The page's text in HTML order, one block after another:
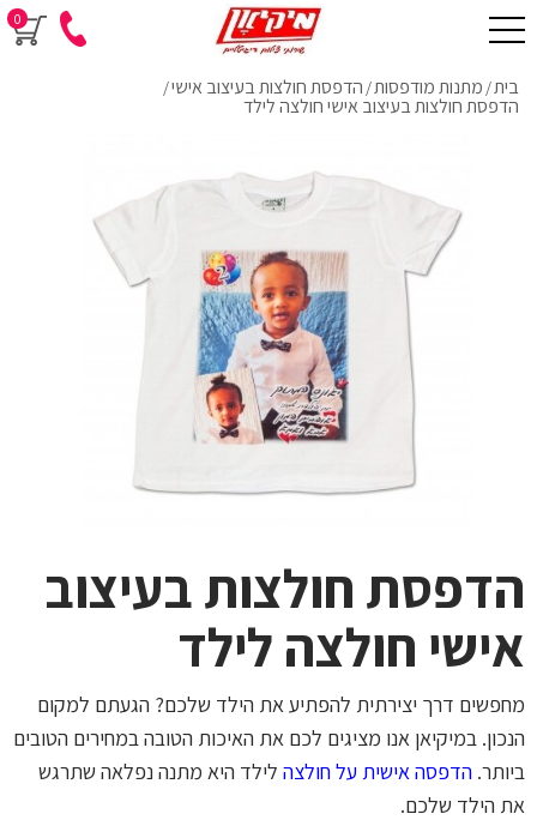
0
בית/ מתנות מודפסות/ הדפסת חולצות בעיצוב אישי/
הדפסת חולצות בעיצוב אישי חולצה לילד
הדפסת חולצות בעיצוב
אישי חולצה לילד
מחפשים דרך יצירתית להפתיע את הילד שלכם? הגעתם למקום
הנכון. במיקיאן אנו מציגים לכם את האיכות הטובה במחירים הטובים
ביותר. הדפסה אישית על חולצה לילד היא מתנה נפלאה שתרגש
את הילד שלכם.